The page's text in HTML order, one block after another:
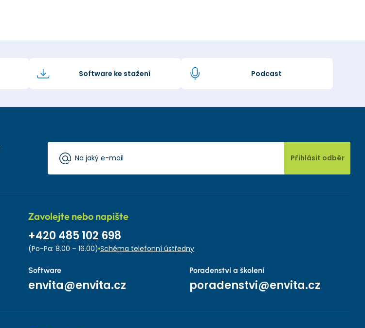
Software ke stažení Podcast
Přihlásit odběr
Zavolejte nebo napište
+420 485 102 698
(Po-Pa: 8.00 – 16.00) Schéma telefonní ústředny
Software
envita@envita.cz
Poradenství a školení
poradenstvi@envita.cz